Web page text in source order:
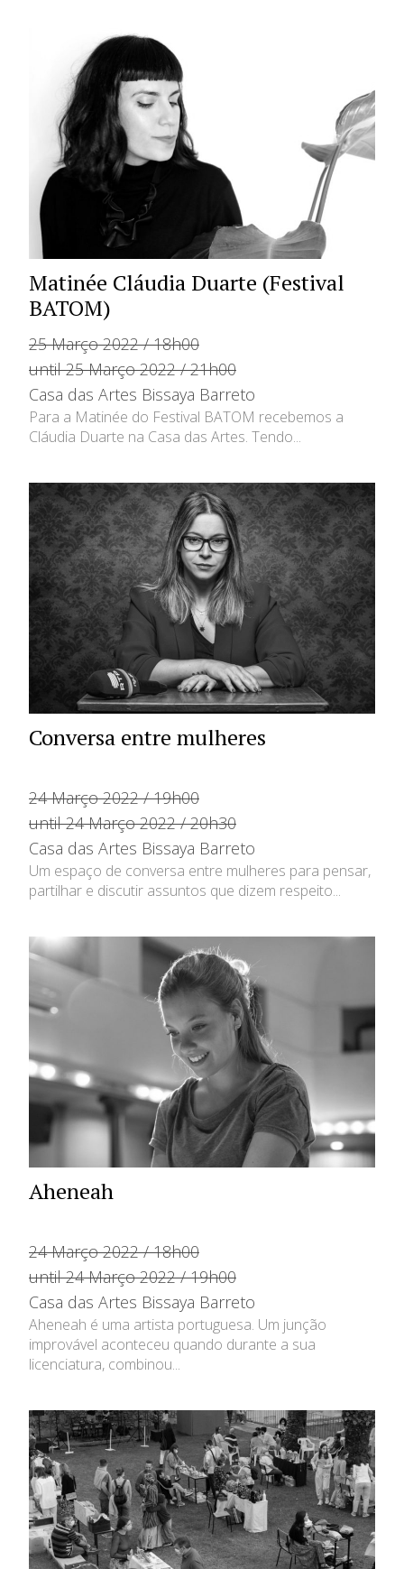
Matinée Cláudia Duarte (Festival
BATOM)
25 Março 2022 / 18h00
until 25 Março 2022 / 21h00
Casa das Artes Bissaya Barreto
Para a Matinée do Festival BATOM recebemos a
Cláudia Duarte na Casa das Artes. Tendo...
Conversa entre mulheres
24 Março 2022 / 19h00
until 24 Março 2022 / 20h30
Casa das Artes Bissaya Barreto
Um espaço de conversa entre mulheres para pensar,
partilhar e discutir assuntos que dizem respeito...
Aheneah
24 Março 2022 / 18h00
until 24 Março 2022 / 19h00
Casa das Artes Bissaya Barreto
Aheneah é uma artista portuguesa. Um junção
improvável aconteceu quando durante a sua
licenciatura, combinou...